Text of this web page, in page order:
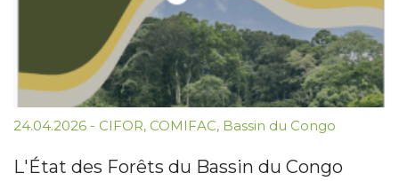
24.04.2026 - CIFOR, COMIFAC, Bassin du Congo
L'État des Forêts du Bassin du Congo